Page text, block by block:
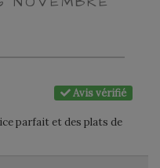
Avis vérifié
parfait et des plats de